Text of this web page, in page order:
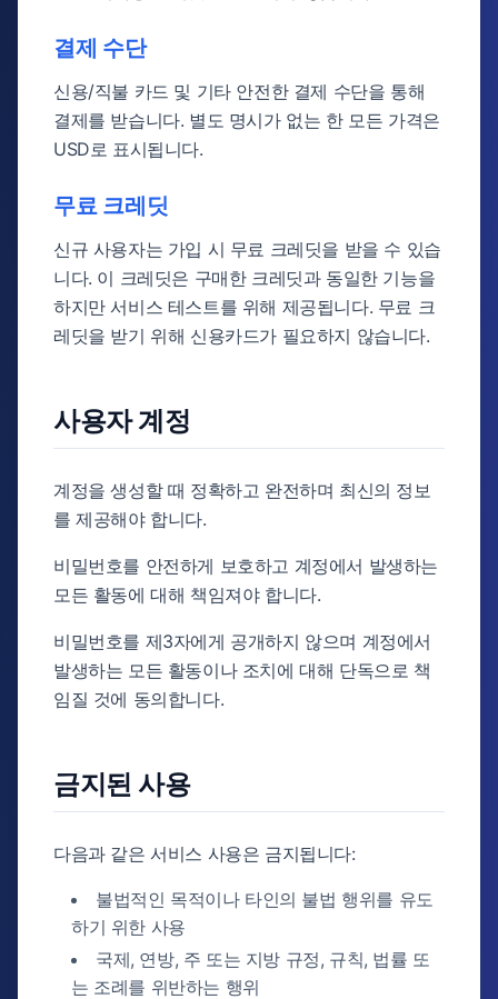
결제 수단
신용/직불 카드 및 기타 안전한 결제 수단을 통해
결제를 받습니다. 별도 명시가 없는 한 모든 가격은
USD로 표시됩니다.
무료 크레딧
신규 사용자는 가입 시 무료 크레딧을 받을 수 있습
니다. 이 크레딧은 구매한 크레딧과 동일한 기능을
하지만 서비스 테스트를 위해 제공됩니다. 무료 크
레딧을 받기 위해 신용카드가 필요하지 않습니다.
사용자 계정
계정을 생성할 때 정확하고 완전하며 최신의 정보
를 제공해야 합니다.
비밀번호를 안전하게 보호하고 계정에서 발생하는
모든 활동에 대해 책임져야 합니다.
비밀번호를 제3자에게 공개하지 않으며 계정에서
발생하는 모든 활동이나 조치에 대해 단독으로 책
임질 것에 동의합니다.
금지된 사용
다음과 같은 서비스 사용은 금지됩니다:
불법적인 목적이나 타인의 불법 행위를 유도
하기 위한 사용
국제, 연방, 주 또는 지방 규정, 규칙, 법률 또
는 조례를 위반하는 행위